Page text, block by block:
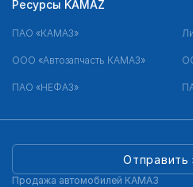
Отправить
Продажа автомобилей КАМАЗ
Ресурсы KAMAZ
ПАО «КАМАЗ»
ООО «Автозапчасть КАМАЗ»
ПАО «НЕФАЗ»